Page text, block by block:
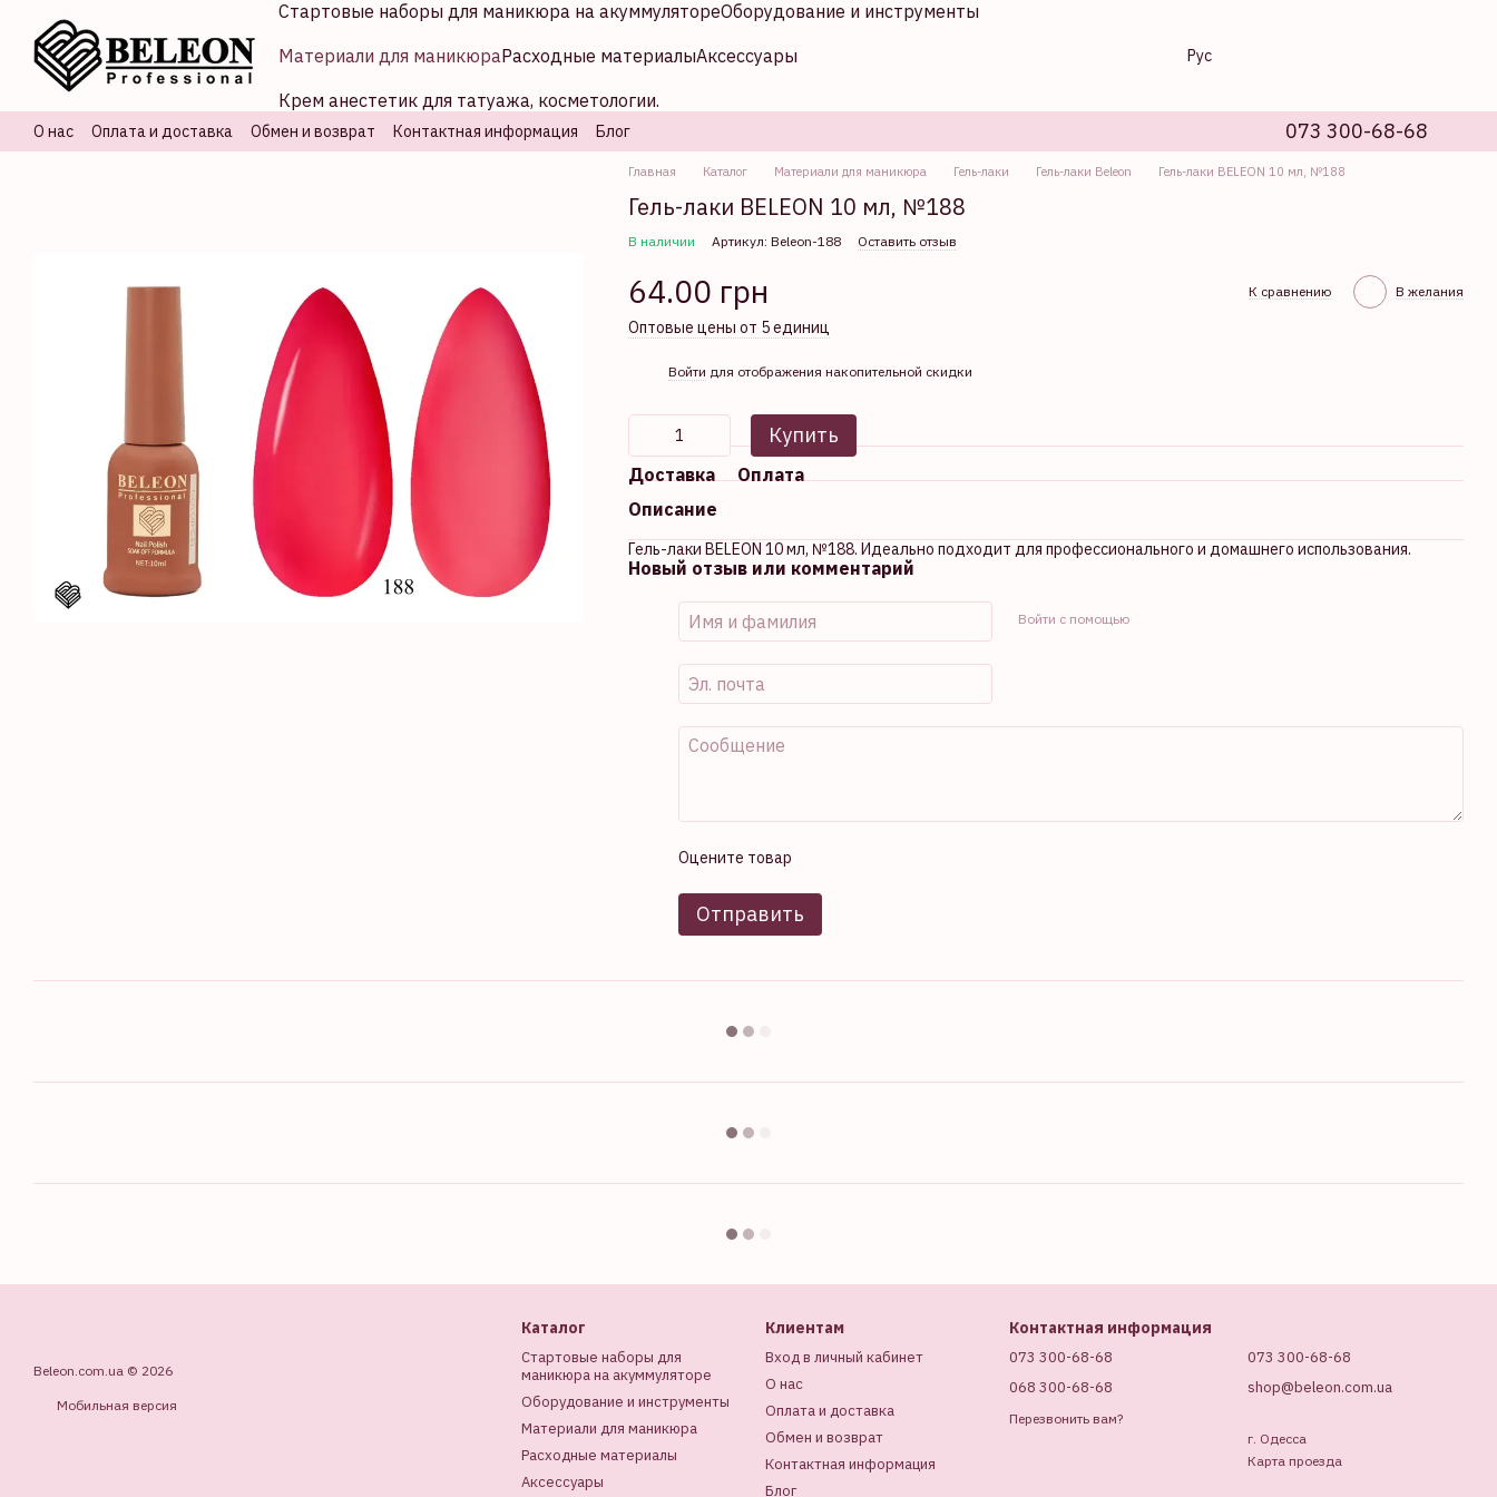
Перейти к основному контенту Стартовые наборы для маникюра на акуммулятореОборудование и инструменты
Материали для маникюраРасходные материалыАксессуары
Крем анестетик для татуажа, косметологии.
Рус
О нас Оплата и доставка Обмен и возврат Контактная информация Блог 073 300-68-68
Главная Каталог Материали для маникюра Гель-лаки Гель-лаки Beleon Гель-лаки BELEON 10 мл, №188
Гель-лаки BELEON 10 мл, №188
В наличии Артикул: Beleon-188 Оставить отзыв
64.00 грн К сравнению В желания
Оптовые цены от 5 единиц
Войти для отображения накопительной скидки
Купить
Доставка
Оплата
Описание
Гель-лаки BELEON 10 мл, №188. Идеально подходит для профессионального и домашнего использования.
Новый отзыв или комментарий
Войти с помощью
Оцените товар
Отправить
Beleon.com.ua © 2026
Мобильная версия
Каталог
Стартовые наборы для
маникюра на акуммуляторе
Оборудование и инструменты
Материали для маникюра
Расходные материалы
Аксессуары
Клиентам
Вход в личный кабинет
О нас
Оплата и доставка
Обмен и возврат
Контактная информация
Блог
Контактная информация
073 300-68-68
068 300-68-68
Перезвонить вам?
073 300-68-68
shop@beleon.com.ua
г. Одесса
Карта проезда